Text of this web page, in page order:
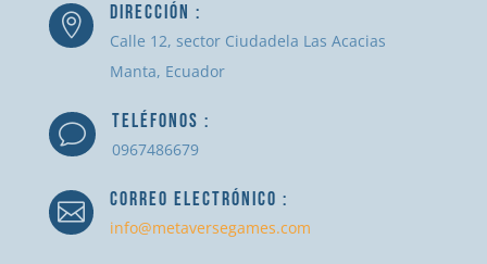
 DIRECCIÓN :
Calle 12, sector Ciudadela Las Acacias
Manta, Ecuador
v TELÉFONOS :
0967486679
 CORREO ELECTRÓNICO :
info@metaversegames.com